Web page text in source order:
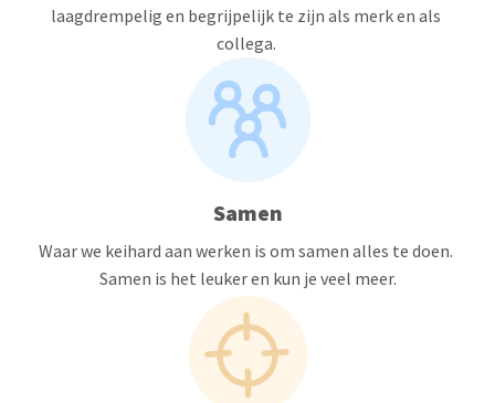
laagdrempelig en begrijpelijk te zijn als merk en als
collega.
Samen
Waar we keihard aan werken is om samen alles te doen.
Samen is het leuker en kun je veel meer.